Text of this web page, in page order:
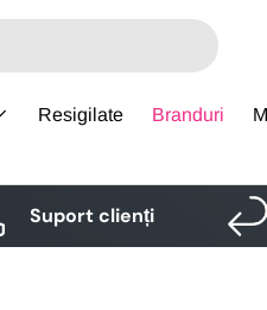
Resigilate Branduri
Suport clienți